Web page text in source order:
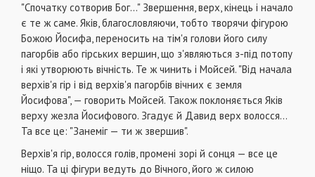
"Спочатку сотворив Бог..." Звершення, верх, кінець і начало
є те ж саме. Яків, благословляючи, тобто творячи фігурою
Божою Йосифа, переносить на тім'я голови його силу
пагорбів або гірських вершин, що з'являються з-під потопу
і які утворюють вічність. Те ж чинить і Мойсей. "Від начала
верхів'я гір і від верхів'я пагорбів вічних є земля
Йосифова", — говорить Мойсей. Також поклоняється Яків
верху жезла Йосифового. Згадує й Давид верх волосся...
Та все це: "Занеміг — ти ж звершив".
Верхів'я гір, волосся голів, промені зорі й сонця — все це
ніщо. Та ці фігури ведуть до Вічного, його ж силою